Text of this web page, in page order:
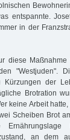
entspannte.
in der
diese
"Westjuden".
Kürzungen der
Brotration
keine Arbeit
Scheiben Brot
an dem